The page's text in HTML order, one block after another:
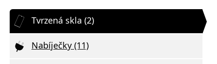
Tvrzená skla (2)
Nabíječky (11)